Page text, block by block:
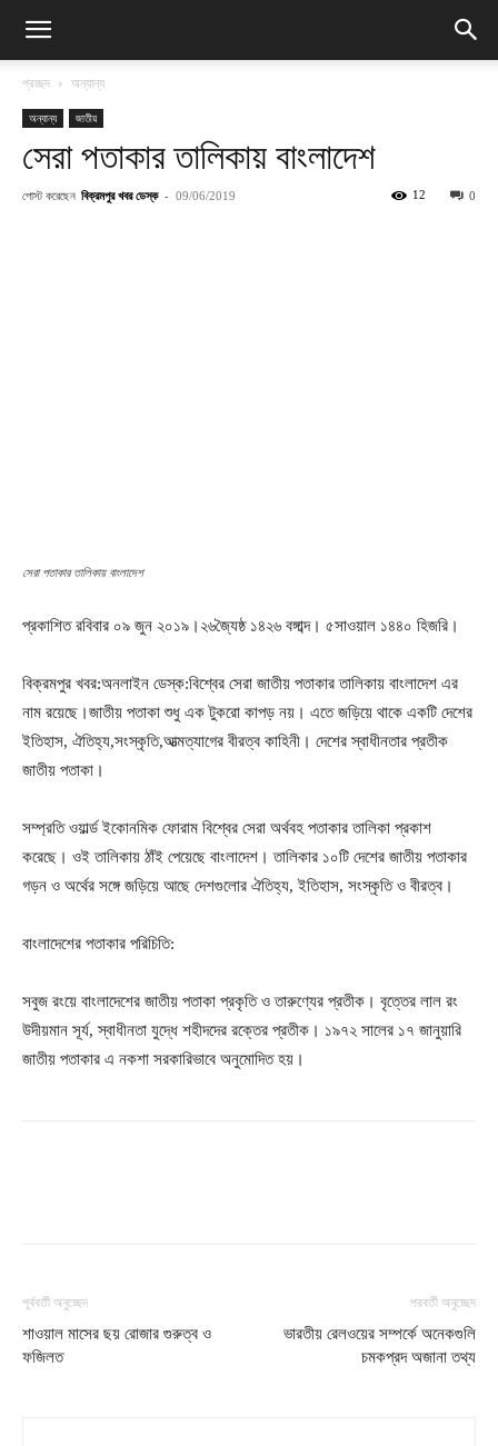
প্রচ্ছদ অন্যান্য
অন্যান্য জাতীয়
সেরা পতাকার তালিকায় বাংলাদেশ
পোস্ট করেছেন বিক্রমপুর খবর ডেস্ক - 09/06/2019 0
12
সেরা পতাকার তালিকায় বাংলাদেশ
প্রকাশিত রবিবার ০৯ জুন ২০১৯।২৬জ্যৈষ্ঠ ১৪২৬ বঙ্গাব্দ। ৫সাওয়াল ১৪৪০ হিজরি।
বিক্রমপুর খবর:অনলাইন ডেস্ক:বিশ্বের সেরা জাতীয় পতাকার তালিকায় বাংলাদেশ এর
নাম রয়েছে।জাতীয় পতাকা শুধু এক টুকরো কাপড় নয়। এতে জড়িয়ে থাকে একটি দেশের
ইতিহাস, ঐতিহ্য,সংস্কৃতি,আত্মত্যাগের বীরত্ব কাহিনী। দেশের স্বাধীনতার প্রতীক
জাতীয় পতাকা।
সম্প্রতি ওয়ার্ল্ড ইকোনমিক ফোরাম বিশ্বের সেরা অর্থবহ পতাকার তালিকা প্রকাশ
করেছে। ওই তালিকায় ঠাঁই পেয়েছে বাংলাদেশ। তালিকার ১০টি দেশের জাতীয় পতাকার
গড়ন ও অর্থের সঙ্গে জড়িয়ে আছে দেশগুলোর ঐতিহ্য, ইতিহাস, সংস্কৃতি ও বীরত্ব।
বাংলাদেশের পতাকার পরিচিতি:
সবুজ রংয়ে বাংলাদেশের জাতীয় পতাকা প্রকৃতি ও তারুণ্যের প্রতীক। বৃত্তের লাল রং
উদীয়মান সূর্য, স্বাধীনতা যুদ্ধে শহীদদের রক্তের প্রতীক। ১৯৭২ সালের ১৭ জানুয়ারি
জাতীয় পতাকার এ নকশা সরকারিভাবে অনুমোদিত হয়।
পূর্ববর্তী অনুচ্ছেদ
শাওয়াল মাসের ছয় রোজার গুরুত্ব ও
ফজিলত
পরবর্তী অনুচ্ছেদ
ভারতীয় রেলওয়ের সম্পর্কে অনেকগুলি
চমকপ্রদ অজানা তথ্য